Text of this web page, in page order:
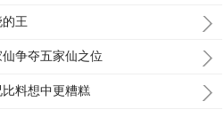
王
争夺五家仙之位
料想中更糟糕